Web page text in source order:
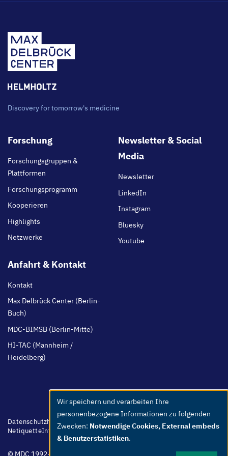
Discovery for tomorrow's medicine
Footer
Forschung
Forschungsgruppen &
Plattformen
Forschungsprogramm
Kooperieren
Highlights
Netzwerke
Newsletter & Social
Media
Newsletter
LinkedIn
Instagram
Bluesky
Youtube
Anfahrt & Kontakt
Kontakt
Max Delbrück Center (Berlin-
Buch)
MDC-BIMSB (Berlin-Mitte)
HI-TAC (Mannheim /
Heidelberg)
Footer
menu
Datenschutzhinweis BarrierefreiheitLeichte Sprache
Whistleblower
NetiquetteInternImpressum
© MDC 1992-2026
Use
of
personal
data
Wir speichern und verarbeiten Ihre
personenbezogene Informationen zu folgenden
Zwecken: Notwendige Cookies, External embeds
& Benutzerstatistiken.